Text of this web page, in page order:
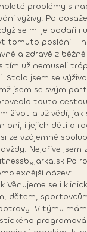
problémy s
výživy. Po
se mi je podaří i
tomuto poslání –
a zdravě z
tím už nemuseli
Stala jsem se
jsem se svým
touto
život a už vědí, jak
oni, i jejich děti a
ze vzájemné
Nejdříve jsem
Po
název:
Věnujeme se i
dětem,
V týmu